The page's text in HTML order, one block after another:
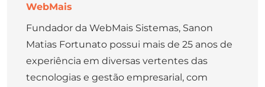
WebMais
Fundador da WebMais Sistemas, Sanon
Matias Fortunato possui mais de 25 anos de
experiência em diversas vertentes das
tecnologias e gestão empresarial, com